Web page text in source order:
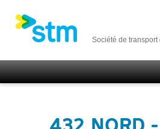
Société de transport